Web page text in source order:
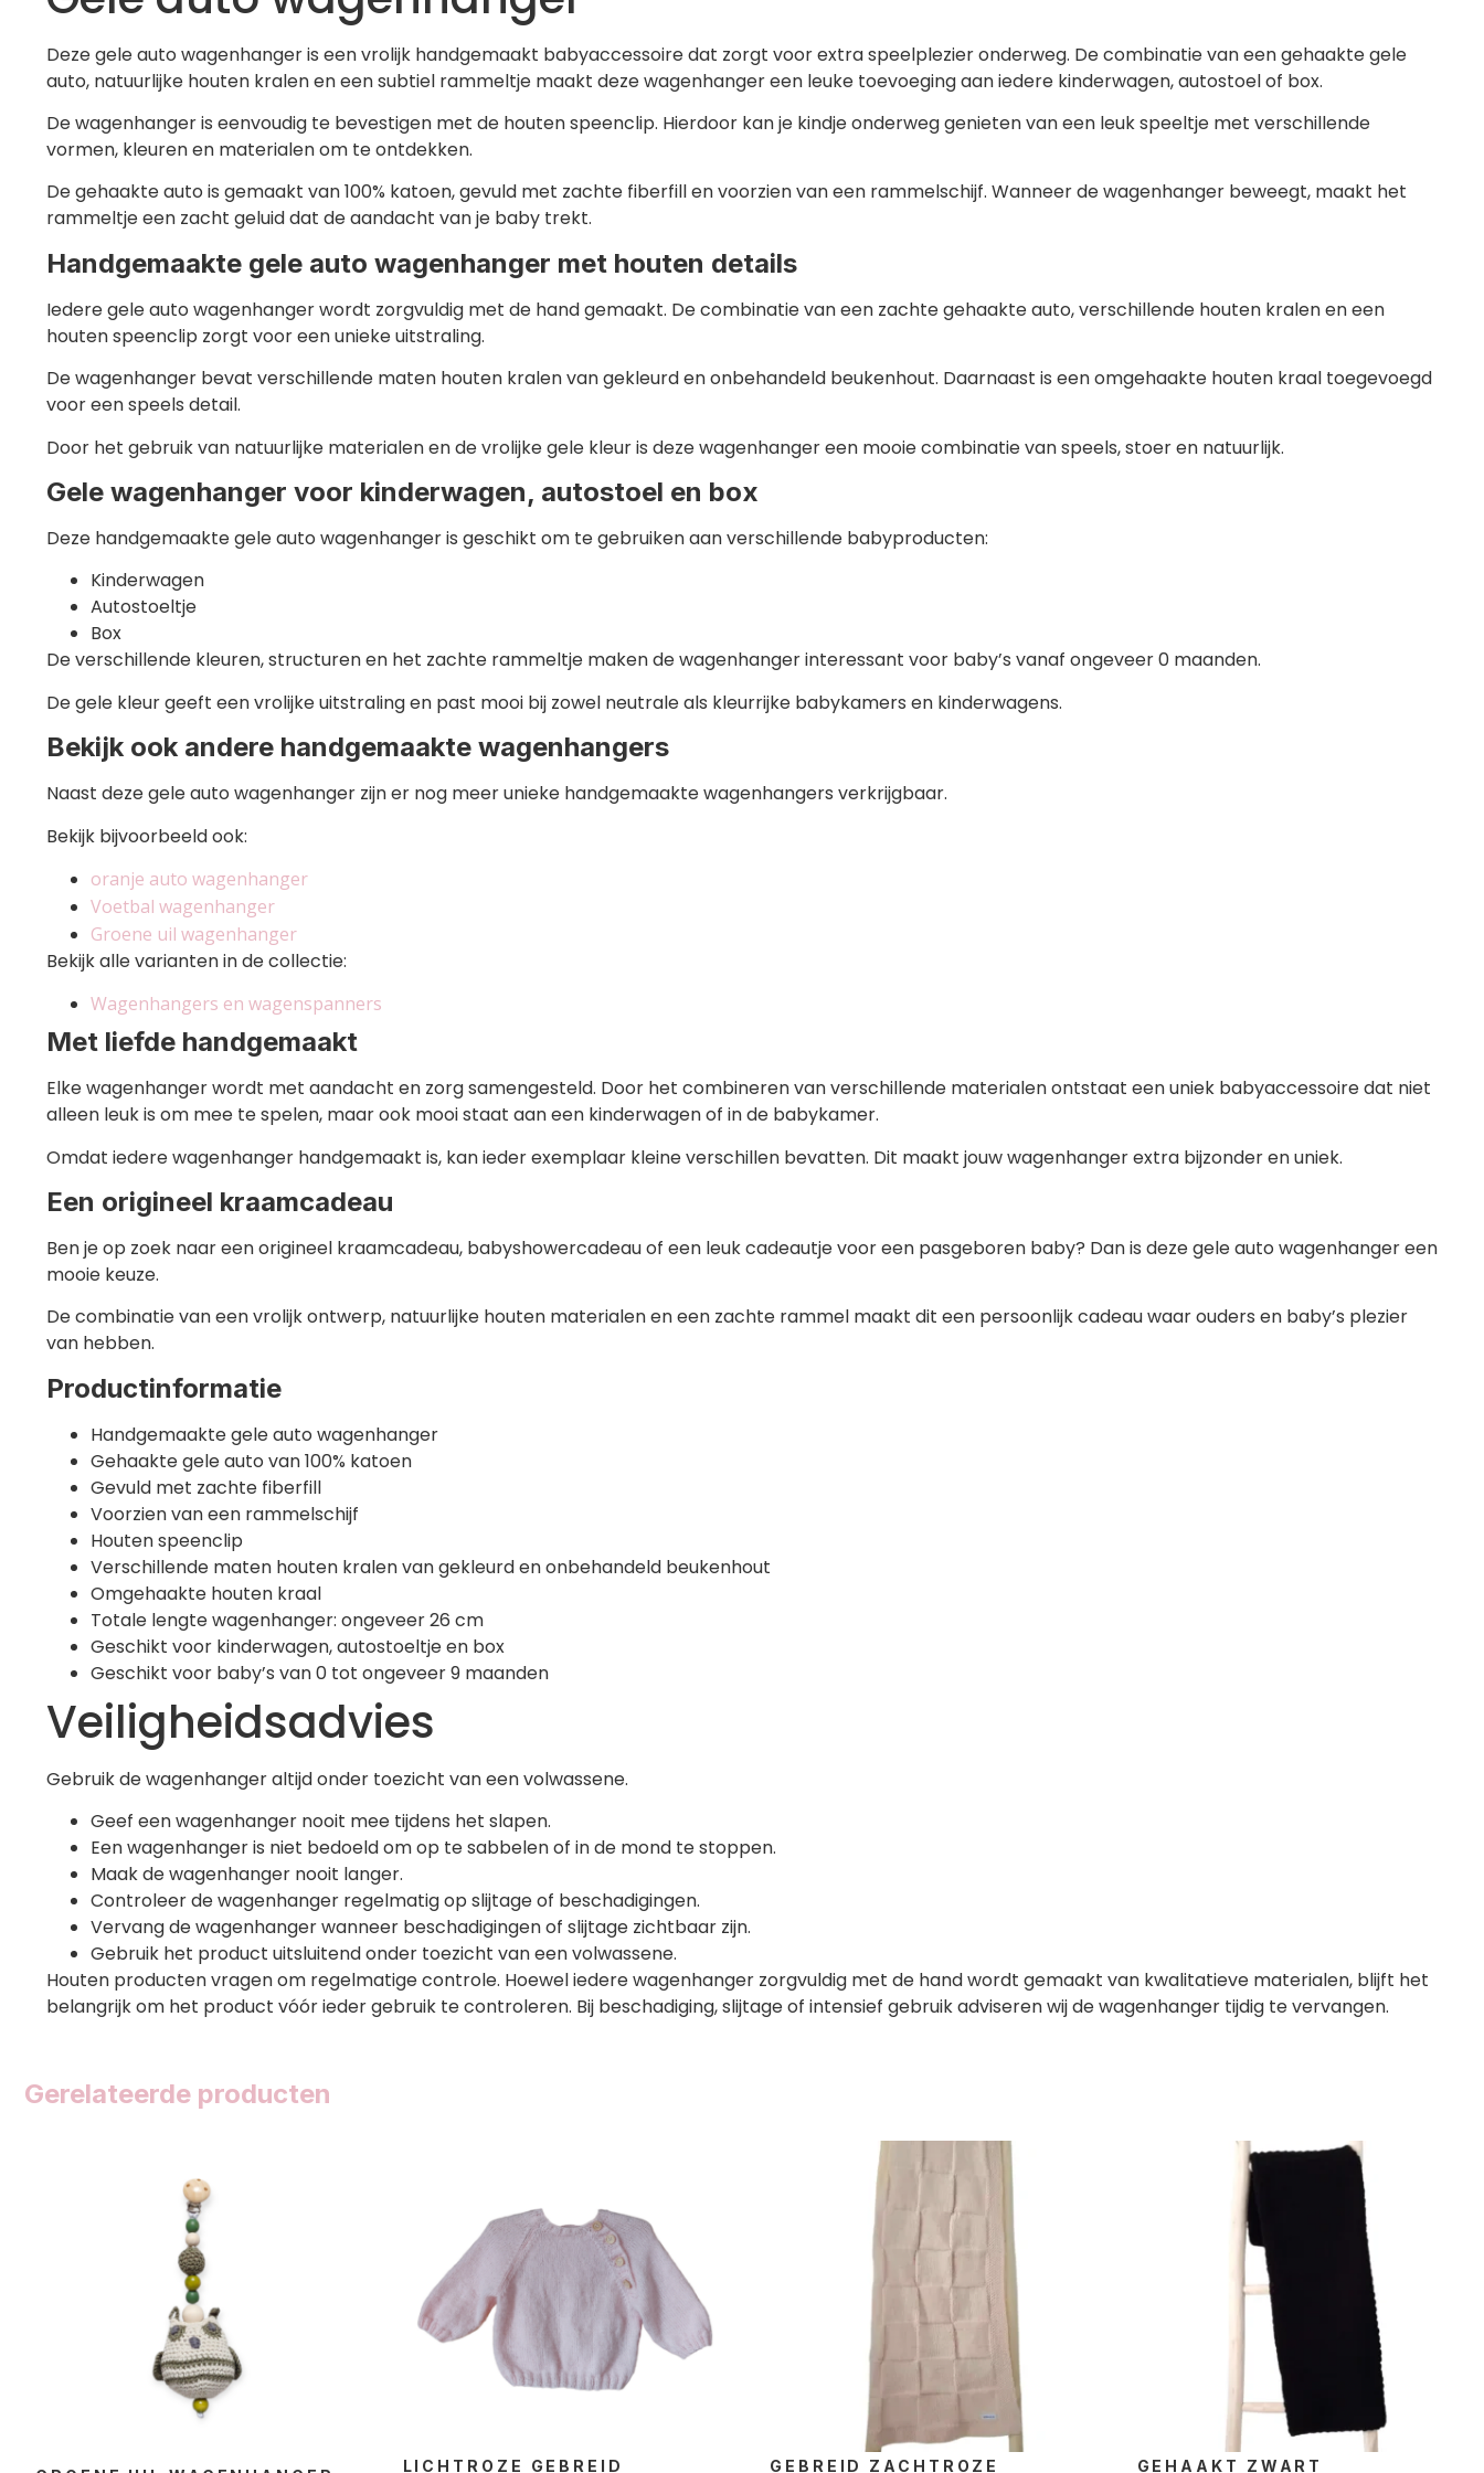
Deze gele auto wagenhanger is een vrolijk handgemaakt babyaccessoire dat zorgt voor extra speelplezier onderweg. De combinatie van een gehaakte gele
auto, natuurlijke houten kralen en een subtiel rammeltje maakt deze wagenhanger een leuke toevoeging aan iedere kinderwagen, autostoel of box.
De wagenhanger is eenvoudig te bevestigen met de houten speenclip. Hierdoor kan je kindje onderweg genieten van een leuk speeltje met verschillende
vormen, kleuren en materialen om te ontdekken.
De gehaakte auto is gemaakt van 100% katoen, gevuld met zachte fiberfill en voorzien van een rammelschijf. Wanneer de wagenhanger beweegt, maakt het
rammeltje een zacht geluid dat de aandacht van je baby trekt.
Handgemaakte gele auto wagenhanger met houten details
Iedere gele auto wagenhanger wordt zorgvuldig met de hand gemaakt. De combinatie van een zachte gehaakte auto, verschillende houten kralen en een
houten speenclip zorgt voor een unieke uitstraling.
De wagenhanger bevat verschillende maten houten kralen van gekleurd en onbehandeld beukenhout. Daarnaast is een omgehaakte houten kraal toegevoegd
voor een speels detail.
Door het gebruik van natuurlijke materialen en de vrolijke gele kleur is deze wagenhanger een mooie combinatie van speels, stoer en natuurlijk.
Gele wagenhanger voor kinderwagen, autostoel en box
Deze handgemaakte gele auto wagenhanger is geschikt om te gebruiken aan verschillende babyproducten:
Kinderwagen
Autostoeltje
Box
De verschillende kleuren, structuren en het zachte rammeltje maken de wagenhanger interessant voor baby’s vanaf ongeveer 0 maanden.
De gele kleur geeft een vrolijke uitstraling en past mooi bij zowel neutrale als kleurrijke babykamers en kinderwagens.
Bekijk ook andere handgemaakte wagenhangers
Naast deze gele auto wagenhanger zijn er nog meer unieke handgemaakte wagenhangers verkrijgbaar.
Bekijk bijvoorbeeld ook:
oranje auto wagenhanger
Voetbal wagenhanger
Groene uil wagenhanger
Bekijk alle varianten in de collectie:
Wagenhangers en wagenspanners
Met liefde handgemaakt
Elke wagenhanger wordt met aandacht en zorg samengesteld. Door het combineren van verschillende materialen ontstaat een uniek babyaccessoire dat niet
alleen leuk is om mee te spelen, maar ook mooi staat aan een kinderwagen of in de babykamer.
Omdat iedere wagenhanger handgemaakt is, kan ieder exemplaar kleine verschillen bevatten. Dit maakt jouw wagenhanger extra bijzonder en uniek.
Een origineel kraamcadeau
Ben je op zoek naar een origineel kraamcadeau, babyshowercadeau of een leuk cadeautje voor een pasgeboren baby? Dan is deze gele auto wagenhanger een
mooie keuze.
De combinatie van een vrolijk ontwerp, natuurlijke houten materialen en een zachte rammel maakt dit een persoonlijk cadeau waar ouders en baby’s plezier
van hebben.
Productinformatie
Handgemaakte gele auto wagenhanger
Gehaakte gele auto van 100% katoen
Gevuld met zachte fiberfill
Voorzien van een rammelschijf
Houten speenclip
Verschillende maten houten kralen van gekleurd en onbehandeld beukenhout
Omgehaakte houten kraal
Totale lengte wagenhanger: ongeveer 26 cm
Geschikt voor kinderwagen, autostoeltje en box
Geschikt voor baby’s van 0 tot ongeveer 9 maanden
Veiligheidsadvies
Gebruik de wagenhanger altijd onder toezicht van een volwassene.
Geef een wagenhanger nooit mee tijdens het slapen.
Een wagenhanger is niet bedoeld om op te sabbelen of in de mond te stoppen.
Maak de wagenhanger nooit langer.
Controleer de wagenhanger regelmatig op slijtage of beschadigingen.
Vervang de wagenhanger wanneer beschadigingen of slijtage zichtbaar zijn.
Gebruik het product uitsluitend onder toezicht van een volwassene.
Houten producten vragen om regelmatige controle. Hoewel iedere wagenhanger zorgvuldig met de hand wordt gemaakt van kwalitatieve materialen, blijft het
belangrijk om het product vóór ieder gebruik te controleren. Bij beschadiging, slijtage of intensief gebruik adviseren wij de wagenhanger tijdig te vervangen.
Gerelateerde producten
LICHTROZE GEBREID GEBREID ZACHTROZE GEHAAKT ZWART